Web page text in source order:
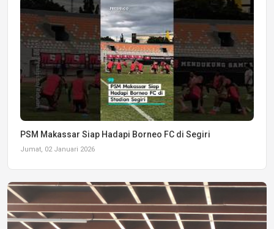
PSM Makassar Siap Hadapi Borneo FC di Segiri
Jumat, 02 Januari 2026